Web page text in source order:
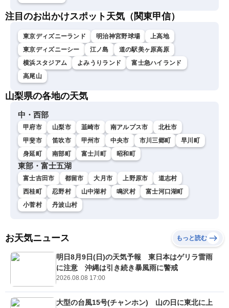
注目のお出かけスポット天気（関東甲信）
東京ディズニーランド 明治神宮野球場
上高地
東京ディズニーシー
江ノ島
道の駅美ヶ原高原
横浜スタジアム
よみうりランド
富士急ハイランド
高尾山
山梨県の各地の天気
中・西部
甲府市 山梨市 韮崎市 南アルプス市
北杜市
甲斐市
笛吹市 甲州市 中央市 市川三郷町
早川町
身延町
南部町 富士川町 昭和町
東部・富士五湖
富士吉田市 都留市 大月市 上野原市
道志村
西桂町
忍野村 山中湖村 鳴沢村
富士河口湖町
小菅村
丹波山村
お天気ニュース もっと読む
明日8月9日(日)の天気予報 東日本はゲリラ雷雨
に注意 沖縄は引き続き暴風雨に警戒
2026.08.08 17:00
大型の台風15号(チャンホン) 山の日に東北に上